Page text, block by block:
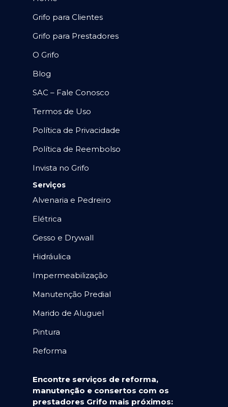
Grifo para Clientes
Grifo para Prestadores
O Grifo
Blog
SAC – Fale Conosco
Termos de Uso
Política de Privacidade
Política de Reembolso
Invista no Grifo
Serviços
Alvenaria e Pedreiro
Elétrica
Gesso e Drywall
Hidráulica
Impermeabilização
Manutenção Predial
Marido de Aluguel
Pintura
Reforma
Encontre serviços de reforma,
manutenção e consertos com os
prestadores Grifo mais próximos: